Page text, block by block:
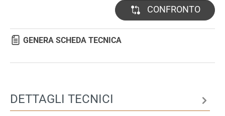
CONFRONTO
GENERA SCHEDA TECNICA
DETTAGLI TECNICI